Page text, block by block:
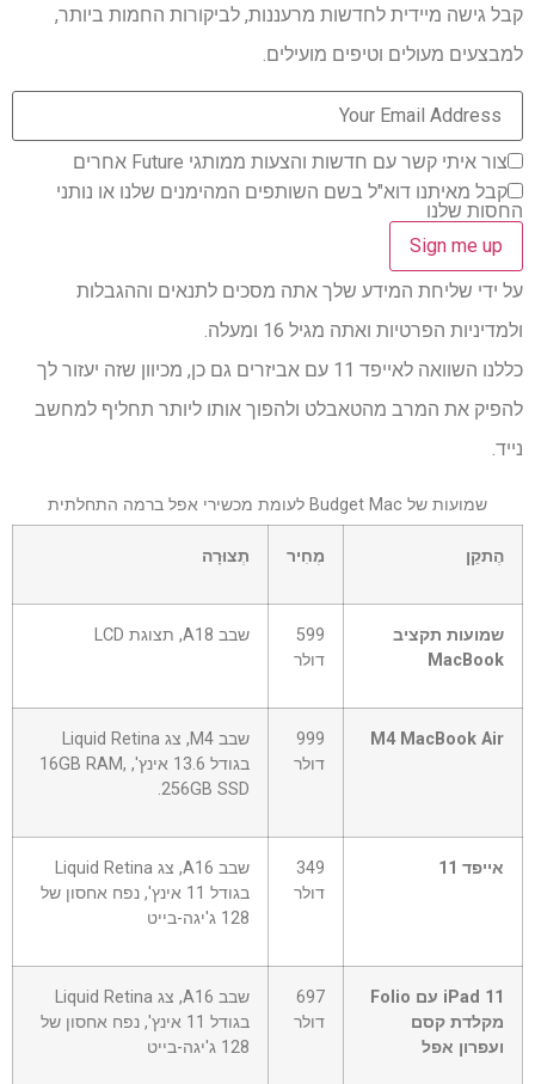
קבל גישה מיידית לחדשות מרעננות, לביקורות החמות ביותר,
למבצעים מעולים וטיפים מועילים.
צור איתי קשר עם חדשות והצעות ממותגי Future אחרים
קבל מאיתנו דוא"ל בשם השותפים המהימנים שלנו או נותני
החסות שלנו
על ידי שליחת המידע שלך אתה מסכים לתנאים וההגבלות
ולמדיניות הפרטיות ואתה מגיל 16 ומעלה.
כללנו השוואה לאייפד 11 עם אביזרים גם כן, מכיוון שזה יעזור לך
להפיק את המרב מהטאבלט ולהפוך אותו ליותר תחליף למחשב
נייד.
שמועות של Budget Mac לעומת מכשירי אפל ברמה התחלתית
הֶתקֵן מְחִיר תְצוּרָה
שמועות תקציב
MacBook
599
דולר
שבב A18, תצוגת LCD
M4 MacBook Air
999
דולר
שבב M4, צג Liquid Retina
בגודל 13.6 אינץ', 16GB RAM,
256GB SSD.
אייפד 11
349
דולר
שבב A16, צג Liquid Retina
בגודל 11 אינץ', נפח אחסון של
128 ג'יגה-בייט
iPad 11 עם Folio
מקלדת קסם
ועפרון אפל
697
דולר
שבב A16, צג Liquid Retina
בגודל 11 אינץ', נפח אחסון של
128 ג'יגה-בייט